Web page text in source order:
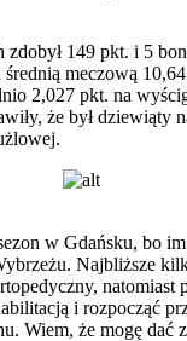
149 pkt. i 5
meczową
2,027 pkt. na
że był dziewiąty
w Gdańsku, bo im
Najbliższe
natomiast
i rozpocząć
Wiem, że mogę dać